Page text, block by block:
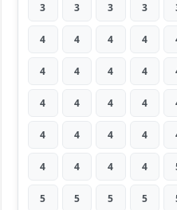
3 3 3 3
4 4 4 4
4 4 4 4
4 4 4 4
4 4 4 4
4 4 4 4
5 5 5 5